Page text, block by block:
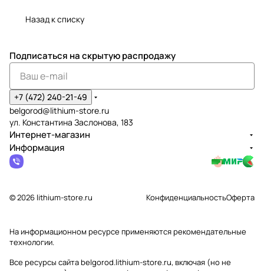
Назад к списку
Подписаться на скрытую распродажу
+7 (472) 240-21-49
belgorod@lithium-store.ru
ул. Константина Заслонова, 183
Интернет-магазин
Информация
© 2026 lithium-store.ru КонфиденциальностьОферта
На информационном ресурсе применяютсярекомендательные
технологии.
Все ресурсы сайта belgorod.lithium-store.ru, включая (но не